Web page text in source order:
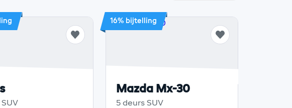
16% bijtelling
Mazda Mx-30
5 deurs SUV